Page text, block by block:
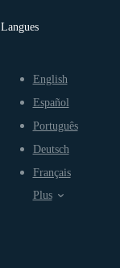
Langues
English
Español
Português
Deutsch
Français
Plus